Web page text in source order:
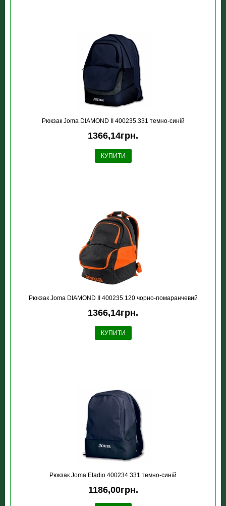
Рюкзак Joma DIAMOND II 400235.331 темно-синій
1366,14грн.
КУПИТИ
Рюкзак Joma DIAMOND II 400235.120 чорно-помаранчевий
1366,14грн.
КУПИТИ
Рюкзак Joma Etadio 400234.331 темно-синій
1186,00грн.